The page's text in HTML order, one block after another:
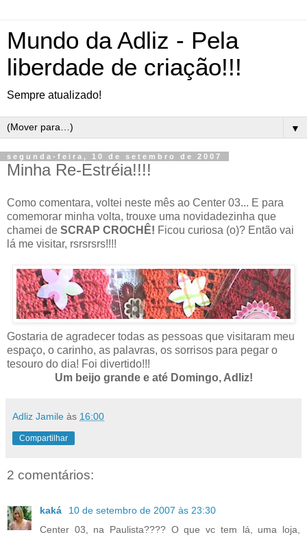
Mundo da Adliz - Pela
liberdade de criação!!!
Sempre atualizado!
▼
segunda-feira, 10 de setembro de 2007
Minha Re-Estréia!!!!
Como comentara, voltei neste mês ao Center 03... E para
comemorar minha volta, trouxe uma novidadezinha que
chamei de SCRAP CROCHÊ! Ficou curiosa (o)? Então vai
lá me visitar, rsrsrsrs!!!!
Gostaria de agradecer todas as pessoas que visitaram meu
espaço, o carinho, as palavras, os sorrisos para pegar o
tesouro do dia! Foi divertido!!!
Um beijo grande e até Domingo, Adliz!
Adliz Jamile às 16:00
Compartilhar
2 comentários:
kaká
10 de setembro de 2007 às 23:30
Center 03, na Paulista???? O que vc tem lá, uma loja,